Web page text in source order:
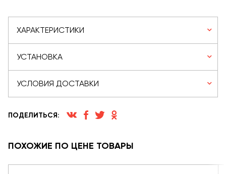
ХАРАКТЕРИСТИКИ
УСТАНОВКА
УСЛОВИЯ ДОСТАВКИ
ПОДЕЛИТЬСЯ:
ПОХОЖИЕ ПО ЦЕНЕ ТОВАРЫ